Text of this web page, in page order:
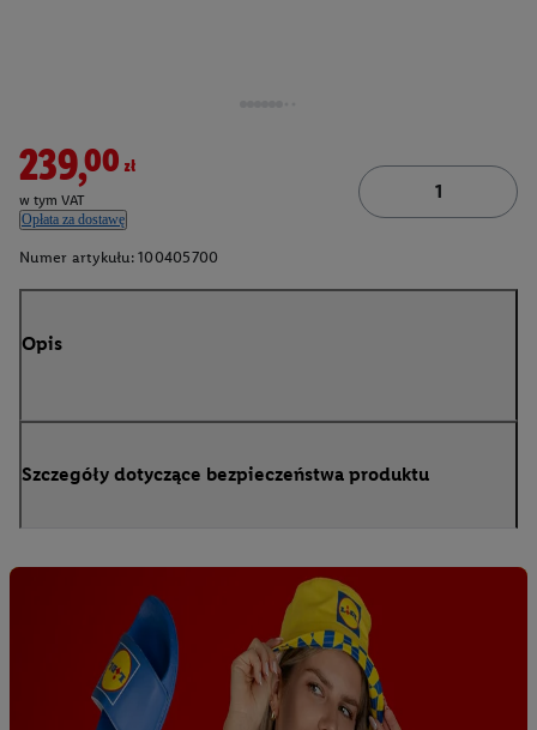
239,00zł
w tym VAT
Opłata za dostawę
Numer artykułu: 100405700
Opis
Szczegóły dotyczące bezpieczeństwa produktu